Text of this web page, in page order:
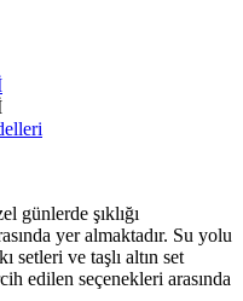
günlerde şıklığı
yer almaktadır. Su yolu
setleri ve taşlı altın set
edilen seçenekleri arasında